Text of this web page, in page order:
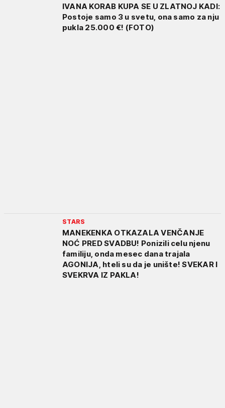
IVANA KORAB KUPA SE U ZLATNOJ KADI:
Postoje samo 3 u svetu, ona samo za nju
pukla 25.000 €! (FOTO)
STARS
MANEKENKA OTKAZALA VENČANJE
NOĆ PRED SVADBU! Ponizili celu njenu
familiju, onda mesec dana trajala
AGONIJA, hteli su da je unište! SVEKAR I
SVEKRVA IZ PAKLA!